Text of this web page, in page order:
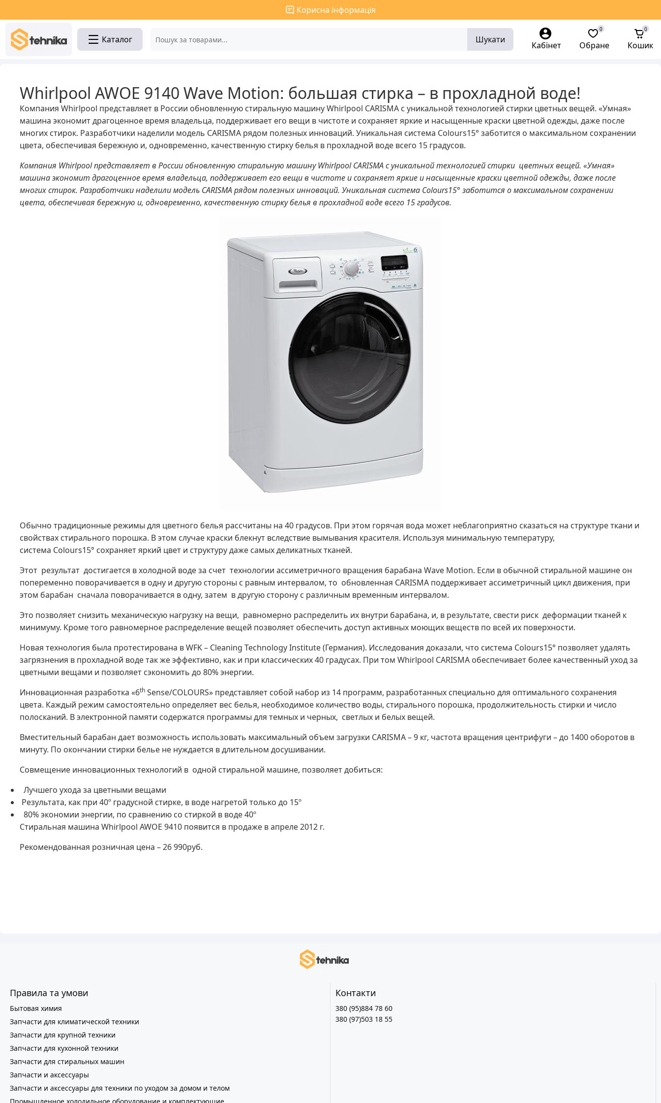
Корисна інформація
Каталог Шукати
Кабінет Обране
0
Кошик
0
Whirlpool AWOE 9140 Wave Motion: большая стирка – в прохладной воде!
Компания Whirlpool представляет в России обновленную стиральную машину Whirlpool CARISMA с уникальной технологией стирки цветных вещей. «Умная»
машина экономит драгоценное время владельца, поддерживает его вещи в чистоте и сохраняет яркие и насыщенные краски цветной одежды, даже после
многих стирок. Разработчики наделили модель CARISMA рядом полезных инноваций. Уникальная система Colours15° заботится о максимальном сохранении
цвета, обеспечивая бережную и, одновременно, качественную стирку белья в прохладной воде всего 15 градусов.
Компания Whirlpool представляет в России обновленную стиральную машину Whirlpool CARISMA с уникальной технологией стирки цветных вещей. «Умная»
машина экономит драгоценное время владельца, поддерживает его вещи в чистоте и сохраняет яркие и насыщенные краски цветной одежды, даже после
многих стирок. Разработчики наделили модель CARISMA рядом полезных инноваций. Уникальная система Colours15° заботится о максимальном сохранении
цвета, обеспечивая бережную и, одновременно, качественную стирку белья в прохладной воде всего 15 градусов.
Обычно традиционные режимы для цветного белья рассчитаны на 40 градусов. При этом горячая вода может неблагоприятно сказаться на структуре ткани и
свойствах стирального порошка. В этом случае краски блекнут вследствие вымывания красителя. Используя минимальную температуру,
система Colours15° сохраняет яркий цвет и структуру даже самых деликатных тканей.
Этот результат достигается в холодной воде за счет технологии ассиметричного вращения барабана Wave Motion. Если в обычной стиральной машине он
попеременно поворачивается в одну и другую стороны с равным интервалом, то обновленная CARISMA поддерживает ассиметричный цикл движения, при
этом барабан сначала поворачивается в одну, затем в другую сторону с различным временным интервалом.
Это позволяет снизить механическую нагрузку на вещи, равномерно распределить их внутри барабана, и, в результате, свести риск деформации тканей к
минимуму. Кроме того равномерное распределение вещей позволяет обеспечить доступ активных моющих веществ по всей их поверхности.
Новая технология была протестирована в WFK – Cleaning Technology Institute (Германия). Исследования доказали, что система Colours15° позволяет удалять
загрязнения в прохладной воде так же эффективно, как и при классических 40 градусах. При том Whirlpool CARISMA обеспечивает более качественный уход за
цветными вещами и позволяет сэкономить до 80% энергии.
Инновационная разработка «6th Sense/COLOURS» представляет собой набор из 14 программ, разработанных специально для оптимального сохранения
цвета. Каждый режим самостоятельно определяет вес белья, необходимое количество воды, стирального порошка, продолжительность стирки и число
полосканий. В электронной памяти содержатся программы для темных и черных, светлых и белых вещей.
Вместительный барабан дает возможность использовать максимальный объем загрузки CARISMA – 9 кг, частота вращения центрифуги – до 1400 оборотов в
минуту. По окончании стирки белье не нуждается в длительном досушивании.
Совмещение инновационных технологий в одной стиральной машине, позволяет добиться:
Лучшего ухода за цветными вещами
Результата, как при 40º градусной стирке, в воде нагретой только до 15º
80% экономии энергии, по сравнению со стиркой в воде 40º
Стиральная машина Whirlpool AWOE 9410 появится в продаже в апреле 2012 г.
Рекомендованная розничная цена – 26 990руб.
Правила та умови
Бытовая химия
Запчасти для климатической техники
Запчасти для крупной техники
Запчасти для кухонной техники
Запчасти для стиральных машин
Запчасти и аксессуары
Запчасти и аксессуары для техники по уходом за домом и телом
Промышленное холодильное оборудование и комплектующие
Контакти
380 (95)884 78 60
380 (97)503 18 55